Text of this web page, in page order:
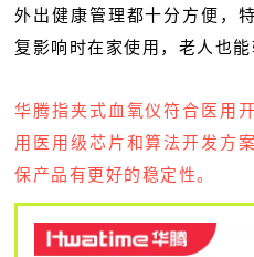
外出健康管理都十分方便，
复影响时在家使用，老人也能
华腾指夹式血氧仪符合医用
用医用级芯片和算法开发方
保产品有更好的稳定性。